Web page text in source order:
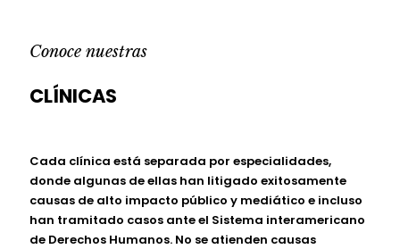
Conoce nuestras
CLÍNICAS
Cada clínica está separada por especialidades,
donde algunas de ellas han litigado exitosamente
causas de alto impacto público y mediático e incluso
han tramitado casos ante el Sistema interamericano
de Derechos Humanos. No se atienden causas